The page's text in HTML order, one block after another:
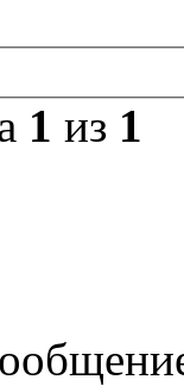
1 из 1